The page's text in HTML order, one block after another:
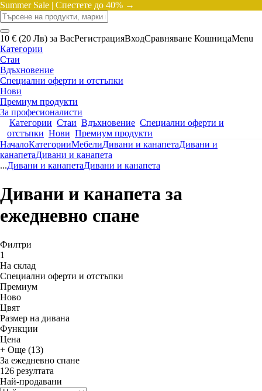
Summer Sale | Спестете до 40% →
10 € (20 Лв) за ВасРегистрацияВходСравняване КошницаMenu
Категории
Стаи
Вдъхновение
Специални оферти и отстъпки
Нови
Премиум продукти
За професионалисти
Категории Стаи Вдъхновение Специални оферти и
отстъпки Нови Премиум продукти
НачалоКатегорииМебелиДивани и канапетаДивани и
канапетаДивани и канапета
...Дивани и канапетаДивани и канапета
Дивани и канапета за
ежедневно спане
Филтри
1
На склад
Специални оферти и отстъпки
Премиум
Новo
Цвят
Размер на дивана
Функции
Цена
+ Още (13)
За ежедневно спане
126 резултата
Най-продавани